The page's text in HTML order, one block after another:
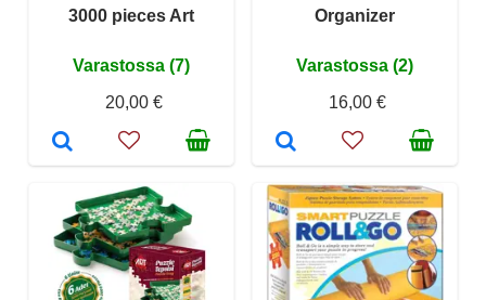
3000 pieces Art
Varastossa (7)
20,00 €
Organizer
Varastossa (2)
16,00 €